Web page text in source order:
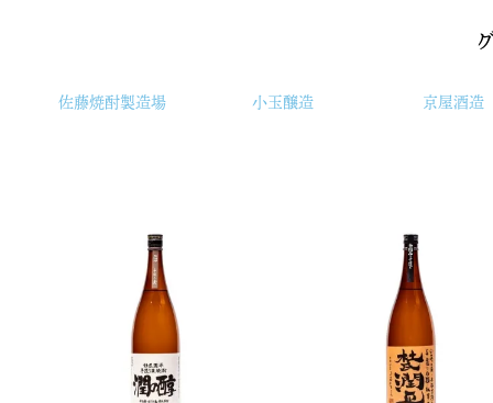
佐藤焼酎製造場 小玉醸造 京屋酒造